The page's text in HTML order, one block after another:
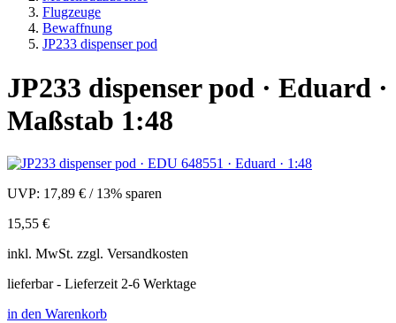
Flugzeuge
Bewaffnung
JP233 dispenser pod
JP233 dispenser pod · Eduard ·
Maßstab 1:48
UVP: 17,89 € / 13% sparen
15,55 €
inkl. MwSt. zzgl. Versandkosten
lieferbar - Lieferzeit 2-6 Werktage
in den Warenkorb